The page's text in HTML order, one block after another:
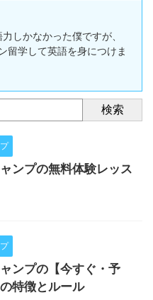
しかなかった僕ですが、
留学して英語を身につけま
検索
ンプの無料体験レッス
ンプの【今すぐ・予
特徴とルール